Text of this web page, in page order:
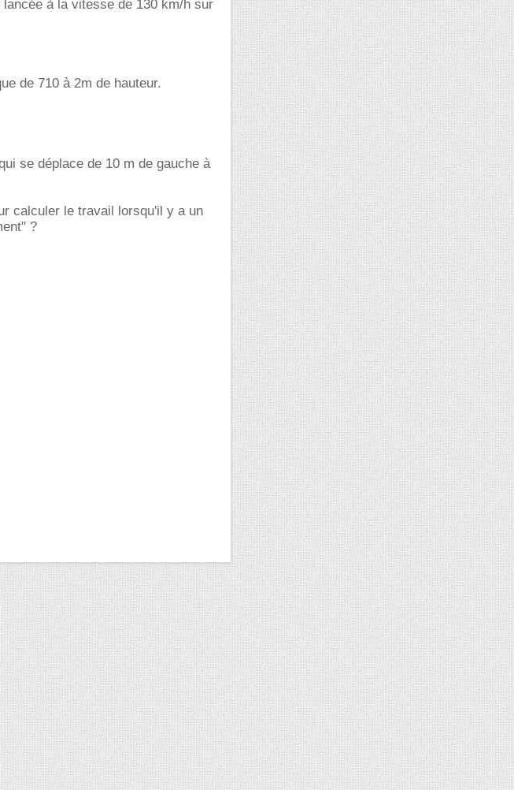
à la vitesse de 130 km/h sur
de 710 à 2m de hauteur.
se déplace de 10 m de gauche à
calculer le travail lorsqu'il y a un
?